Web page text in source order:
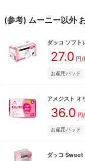
(参考) ムーニー以外
ダッコ ソフト
27.0 円/
お産用パッド
アメジスト オ
36.0 円/
お産用パッド
ダッコ Sweet